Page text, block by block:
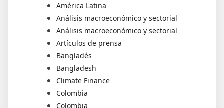
América Latina
Análisis macroeconómico y sectorial
Análisis macroeconómico y sectorial
Artículos de prensa
Bangladés
Bangladesh
Climate Finance
Colombia
Colombia